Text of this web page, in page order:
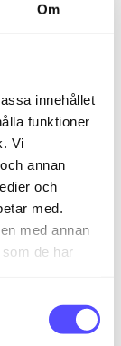
Om
innehållet
funktioner
Vi
annan
och
med.
med annan
de har
du har